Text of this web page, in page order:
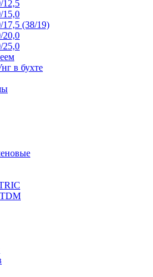
12,5
15,0
17,5 (38/19)
20,0
25,0
в бухте